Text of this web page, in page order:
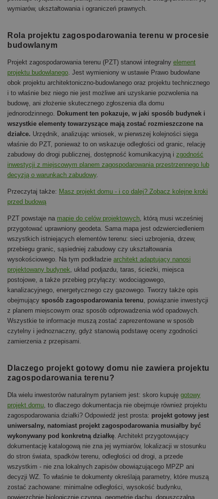
wymiarów, ukształtowania i ograniczeń prawnych.
Rola projektu zagospodarowania terenu w procesie
budowlanym
Projekt zagospodarowania terenu (PZT) stanowi integralny element
projektu budowlanego. Jest wymieniony w ustawie Prawo budowlane
obok projektu architektoniczno-budowlanego oraz projektu technicznego
i to właśnie bez niego nie jest możliwe ani uzyskanie pozwolenia na
budowę, ani złożenie skutecznego zgłoszenia dla domu
jednorodzinnego. Dokument ten pokazuje, w jaki sposób budynek i
wszystkie elementy towarzyszące mają zostać rozmieszczone na
działce. Urzędnik, analizując wniosek, w pierwszej kolejności sięga
właśnie do PZT, ponieważ to on wskazuje odległości od granic, relację
zabudowy do drogi publicznej, dostępność komunikacyjną i zgodność
inwestycji z miejscowym planem zagospodarowania przestrzennego lub
decyzją o warunkach zabudowy.
Przeczytaj także: Masz projekt domu - i co dalej? Zobacz kolejne kroki
przed budową
PZT powstaje na mapie do celów projektowych, którą musi wcześniej
przygotować uprawniony geodeta. Sama mapa jest odzwierciedleniem
wszystkich istniejących elementów terenu: sieci uzbrojenia, drzew,
przebiegu granic, sąsiedniej zabudowy czy ukształtowania
wysokościowego. Na tym podkładzie architekt adaptujący nanosi
projektowany budynek, układ podjazdu, taras, ścieżki, miejsca
postojowe, a także przebieg przyłączy: wodociągowego,
kanalizacyjnego, energetycznego czy gazowego. Tworzy także opis
obejmujący sposób zagospodarowania terenu, powiązanie inwestycji
z planem miejscowym oraz sposób odprowadzenia wód opadowych.
Wszystkie te informacje muszą zostać zaprezentowane w sposób
czytelny i jednoznaczny, gdyż stanowią podstawę oceny zgodności
zamierzenia z przepisami.
Dlaczego projekt gotowy domu nie zawiera projektu
zagospodarowania terenu?
Dla wielu inwestorów naturalnym pytaniem jest: skoro kupuję gotowy
projekt domu, to dlaczego dokumentacja nie obejmuje również projektu
zagospodarowania działki? Odpowiedź jest prosta: projekt gotowy jest
uniwersalny, natomiast projekt zagospodarowania musiałby być
wykonywany pod konkretną działkę. Architekt przygotowujący
dokumentację katalogową nie zna jej wymiarów, lokalizacji w stosunku
do stron świata, spadków terenu, odległości od drogi, a przede
wszystkim - nie zna lokalnych zapisów obowiązującego MPZP ani
decyzji WZ. To właśnie te dokumenty określają parametry, które muszą
zostać zachowane: minimalne odległości, wysokość budynku,
powierzchnię biologicznie czynną, geometrię dachu, dopuszczalną